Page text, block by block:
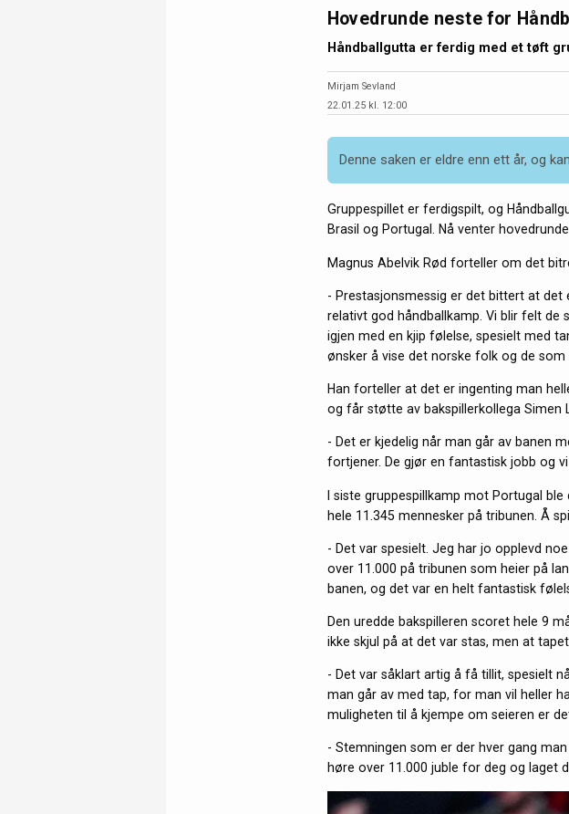
Hovedrunde neste for
Håndballgutta er ferdig med et tøft
Mirjam Sevland
22.01.25 kl. 12:00
Denne saken er eldre enn ett år, og
Gruppespillet er ferdigspilt, og
Brasil og Portugal. Nå venter
Magnus Abelvik Rød forteller om det
- Prestasjonsmessig er det bittert at det
relativt god håndballkamp. Vi blir felt de
igjen med en kjip følelse, spesielt med
ønsker å vise det norske folk og de som
Han forteller at det er ingenting man
og får støtte av bakspillerkollega Simen
- Det er kjedelig når man går av banen
fortjener. De gjør en fantastisk jobb og
I siste gruppespillkamp mot Portugal
hele 11.345 mennesker på tribunen. Å
- Det var spesielt. Jeg har jo opplevd
over 11.000 på tribunen som heier på
banen, og det var en helt fantastisk
Den uredde bakspilleren scoret hele 9
ikke skjul på at det var stas, men at
- Det var såklart artig å få tillit, spesielt
man går av med tap, for man vil heller
muligheten til å kjempe om seieren er
- Stemningen som er der hver gang
høre over 11.000 juble for deg og laget